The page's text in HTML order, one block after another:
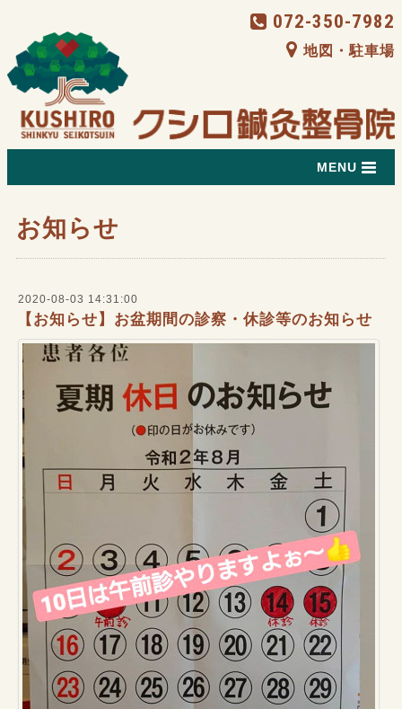
072-350-7982
地図・駐車場
MENU
お知らせ
2020-08-03 14:31:00
【お知らせ】お盆期間の診察・休診等のお知らせ